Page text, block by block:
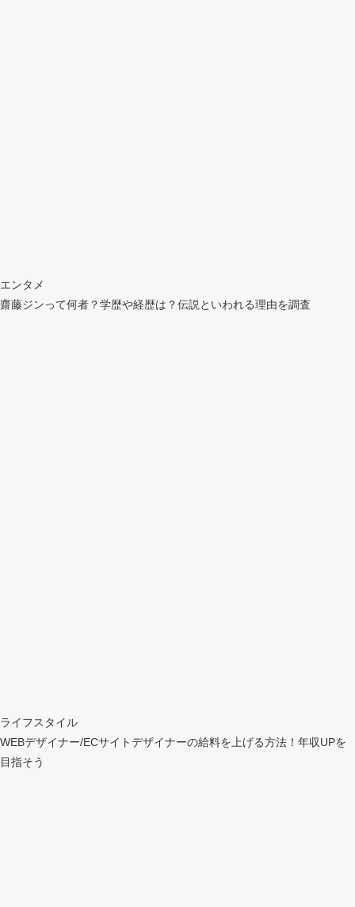
エンタメ
齋藤ジンって何者？学歴や経歴は？伝説といわれる理由を調査
ライフスタイル
WEBデザイナー/ECサイトデザイナーの給料を上げる方法！年収UPを
目指そう